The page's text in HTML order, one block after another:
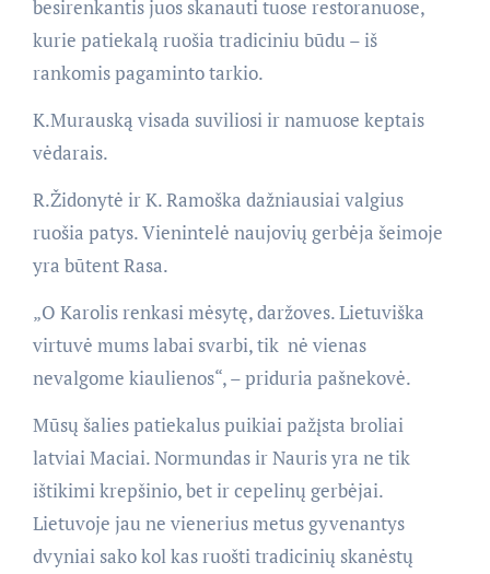
besirenkantis juos skanauti tuose restoranuose,
kurie patiekalą ruošia tradiciniu būdu – iš
rankomis pagaminto tarkio.
K.Murauską visada suviliosi ir namuose keptais
vėdarais.
R.Židonytė ir K. Ramoška dažniausiai valgius
ruošia patys. Vienintelė naujovių gerbėja šeimoje
yra būtent Rasa.
„O Karolis renkasi mėsytę, daržoves. Lietuviška
virtuvė mums labai svarbi, tik nė vienas
nevalgome kiaulienos“, – priduria pašnekovė.
Mūsų šalies patiekalus puikiai pažįsta broliai
latviai Maciai. Normundas ir Nauris yra ne tik
ištikimi krepšinio, bet ir cepelinų gerbėjai.
Lietuvoje jau ne vienerius metus gyvenantys
dvyniai sako kol kas ruošti tradicinių skanėstų